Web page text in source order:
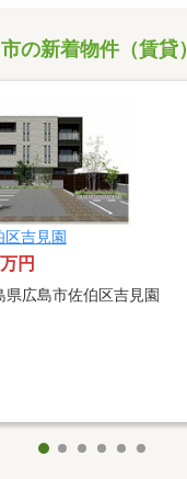
の新着物件（賃貸
区吉見園
円
県広島市佐伯区吉見園